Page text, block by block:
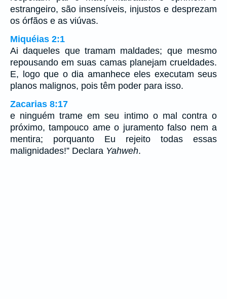
estrangeiro, são insensíveis, injustos e desprezam
os órfãos e as viúvas.
Miquéias 2:1
Ai daqueles que tramam maldades; que mesmo
repousando em suas camas planejam crueldades.
E, logo que o dia amanhece eles executam seus
planos malignos, pois têm poder para isso.
Zacarias 8:17
e ninguém trame em seu intimo o mal contra o
próximo, tampouco ame o juramento falso nem a
mentira; porquanto Eu rejeito todas essas
malignidades!” Declara Yahweh.